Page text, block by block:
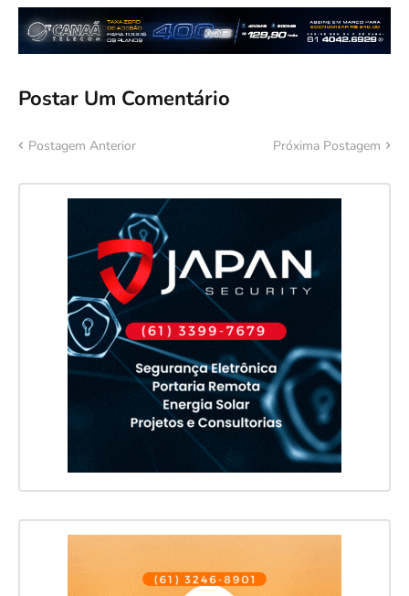
Postar Um Comentário
Postagem Anterior Próxima Postagem